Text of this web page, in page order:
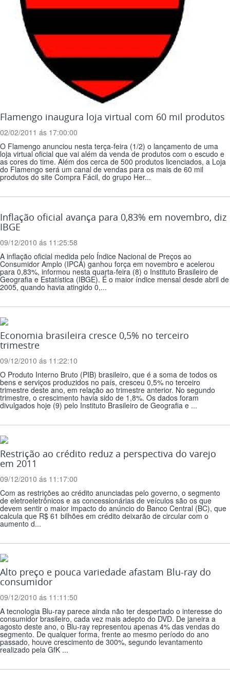
Flamengo inaugura loja virtual com 60 mil produtos
02/02/2011 ás 17:00:00
O Flamengo anunciou nesta terça-feira (1/2) o lançamento de uma
loja virtual oficial que vai além da venda de produtos com o escudo e
as cores do time. Além dos cerca de 500 produtos licenciados, a Loja
do Flamengo será um canal de vendas para os mais de 60 mil
produtos do site Compra Fácil, do grupo Her...
Inflação oficial avança para 0,83% em novembro, diz
IBGE
09/12/2010 ás 11:25:58
A inflação oficial medida pelo Índice Nacional de Preços ao
Consumidor Amplo (IPCA) ganhou força em novembro e acelerou
para 0,83%, informou nesta quarta-feira (8) o Instituto Brasileiro de
Geografia e Estatística (IBGE). É o maior índice mensal desde abril de
2005, quando havia atingido 0,...
Economia brasileira cresce 0,5% no terceiro
trimestre
09/12/2010 ás 11:22:10
O Produto Interno Bruto (PIB) brasileiro, que é a soma de todos os
bens e serviços produzidos no país, cresceu 0,5% no terceiro
trimestre deste ano, em relação ao trimestre anterior. No segundo
trimestre, o crescimento havia sido de 1,8%. Os dados foram
divulgados hoje (9) pelo Instituto Brasileiro de Geografia e ...
Restrição ao crédito reduz a perspectiva do varejo
em 2011
09/12/2010 ás 11:17:00
Com as restrições ao crédito anunciadas pelo governo, o segmento
de eletroeletrônicos e as concessionárias de veículos são os que
devem sentir o maior impacto do anúncio do Banco Central (BC), que
calcula que R$ 61 bilhões em crédito deixarão de circular com o
aumento d...
Alto preço e pouca variedade afastam Blu-ray do
consumidor
09/12/2010 ás 11:11:50
A tecnologia Blu-ray parece ainda não ter despertado o interesse do
consumidor brasileiro, cada vez mais adepto do DVD. De janeira a
agosto deste ano, o Blu-ray representou apenas 4% das vendas do
segmento. De qualquer forma, frente ao mesmo período do ano
passado, houve crescimento de 300%, segundo levantamento
realizado pela GfK ...